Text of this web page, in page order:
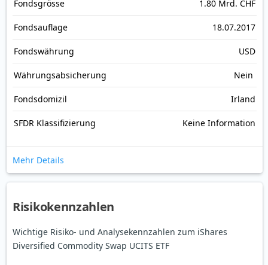
Fonds­grösse 1.80 Mrd. CHF
Fonds­auflage 18.07.2017
Fonds­währung USD
Währungsabsicherung Nein
Fondsdomizil Irland
SFDR Klassifizierung Keine Information
Mehr Details
Risikokennzahlen
Wichtige Risiko- und Analysekennzahlen zum iShares
Diversified Commodity Swap UCITS ETF